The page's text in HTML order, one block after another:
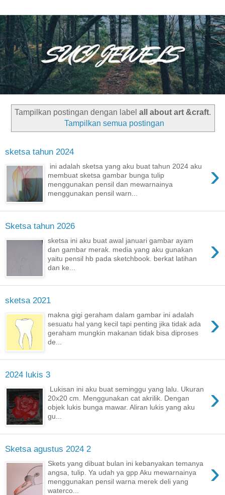
Tampilkan postingan dengan label all about art &craft.
Tampilkan semua postingan
sketsa tahun 2024
›
ini adalah sketsa yang aku buat tahun 2024 aku
membuat sketsa gambar bunga tulip
menggunakan pensil dan mewarnainya
menggunakan pensil warn...
Sketsa tahun 2026
›
sketsa ini aku buat awal januari gambar ayam
dan gambar merak. media yang aku gunakan
yaitu pensil hb pada sketchbook. berkat latihan
dan ke...
sketsa 2021
›
makna gigi geraham dalam gambar ini adalah
sesuatu hal yang kecil tapi penting jika tidak ada
geraham mungkin makanan tidak bisa diproses
de...
2024 lukis 3
›
Lukisan ini aku buat seminggu yang lalu. Ukuran
20x20 cm. Menggunakan cat akrilik. Dengan
objek lukis bunga mawar. Aliran lukis yang aku
gu...
Sketsa agustus 2024 2
›
Skets yang dibuat bulan ini kebanyakan temanya
angsa, tulip. Ya udah ya gpp Aku mewarnainya
menggunakan pensil warna merek deli yang
waterco...